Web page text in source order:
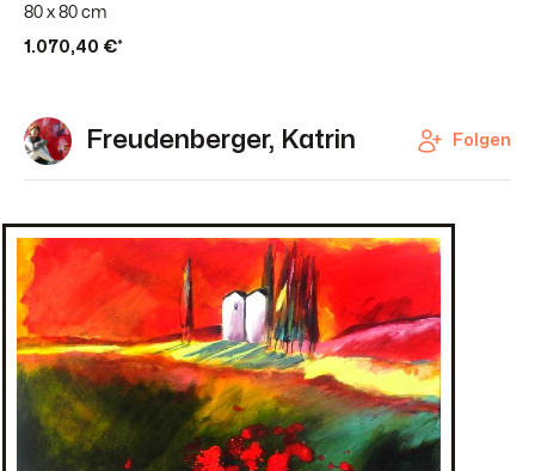
80 x 80 cm
1.070,40 €*
Freudenberger, Katrin Folgen